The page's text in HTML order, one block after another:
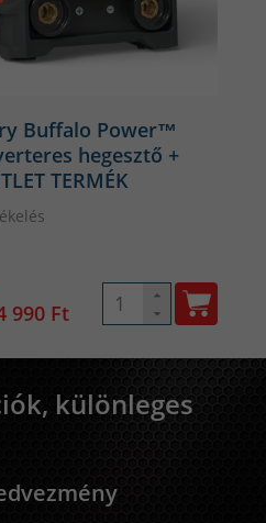
Buffalo Power™
hegesztő +
TERMÉK
990 Ft
különleges